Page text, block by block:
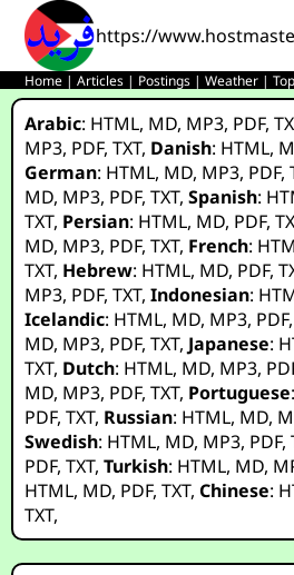
https://
Home |Articles | Postings |Weather |Top
Arabic: HTML, MD, MP3, PDF,
MP3, PDF,TXT, Danish: HTML,
German: HTML, MD, MP3, PDF,
MD, MP3, PDF,TXT,Spanish:
TXT, Persian: HTML, MD, PDF,
MD, MP3, PDF,TXT, French:
TXT, Hebrew: HTML, MD, PDF,
MP3, PDF,TXT,Indonesian:
Icelandic: HTML, MD, MP3, PDF
MD, MP3, PDF,TXT, Japanese:
TXT, Dutch: HTML, MD, MP3,
MD, MP3, PDF,TXT, Portuguese:
PDF,TXT, Russian: HTML, MD,
Swedish: HTML, MD, MP3, PDF,
PDF,TXT,Turkish: HTML, MD,
HTML, MD, PDF,TXT,Chinese:
TXT,